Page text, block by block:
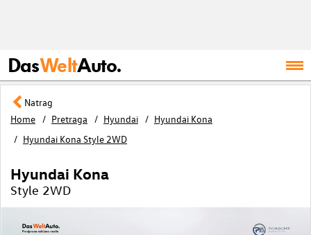
DasWeltAuto.
Natrag
Home
Pretraga Hyundai
Hyundai Kona
Hyundai Kona Style 2WD
Hyundai Kona
Style 2WD